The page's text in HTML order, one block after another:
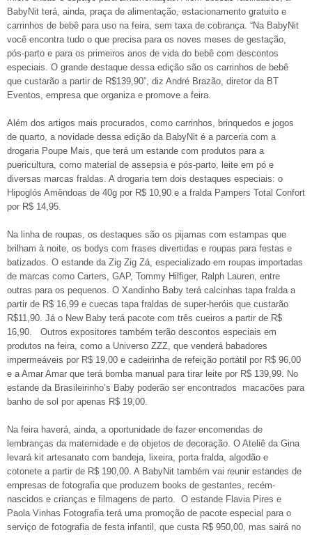
BabyNit terá, ainda, praça de alimentação, estacionamento gratuito e
carrinhos de bebê para uso na feira, sem taxa de cobrança. “Na BabyNit
você encontra tudo o que precisa para os noves meses de gestação,
pós-parto e para os primeiros anos de vida do bebê com descontos
especiais. O grande destaque dessa edição são os carrinhos de bebê
que custarão a partir de R$139,90”, diz André Brazão, diretor da BT
Eventos, empresa que organiza e promove a feira.
Além dos artigos mais procurados, como carrinhos, brinquedos e jogos
de quarto, a novidade dessa edição da BabyNit é a parceria com a
drogaria Poupe Mais, que terá um estande com produtos para a
puericultura, como material de assepsia e pós-parto, leite em pó e
diversas marcas fraldas. A drogaria tem dois destaques especiais: o
Hipoglós Amêndoas de 40g por R$ 10,90 e a fralda Pampers Total Confort
por R$ 14,95.
Na linha de roupas, os destaques são os pijamas com estampas que
brilham à noite, os bodys com frases divertidas e roupas para festas e
batizados. O estande da Zig Zig Zá, especializado em roupas importadas
de marcas como Carters, GAP, Tommy Hilfiger, Ralph Lauren, entre
outras para os pequenos. O Xandinho Baby terá calcinhas tapa fralda a
partir de R$ 16,99 e cuecas tapa fraldas de super-heróis que custarão
R$11,90. Já o New Baby terá pacote com três cueiros a partir de R$
16,90. Outros expositores também terão descontos especiais em
produtos na feira, como a Universo ZZZ, que venderá babadores
impermeáveis por R$ 19,00 e cadeirinha de refeição portátil por R$ 96,00
e a Amar Amar que terá bomba manual para tirar leite por R$ 139,99. No
estande da Brasileirinho’s Baby poderão ser encontrados macacões para
banho de sol por apenas R$ 19,00.
Na feira haverá, ainda, a oportunidade de fazer encomendas de
lembranças da maternidade e de objetos de decoração. O Ateliê da Gina
levará kit artesanato com bandeja, lixeira, porta fralda, algodão e
cotonete a partir de R$ 190,00. A BabyNit também vai reunir estandes de
empresas de fotografia que produzem books de gestantes, recém-
nascidos e crianças e filmagens de parto. O estande Flavia Pires e
Paola Vinhas Fotografia terá uma promoção de pacote especial para o
serviço de fotografia de festa infantil, que custa R$ 950,00, mas sairá no